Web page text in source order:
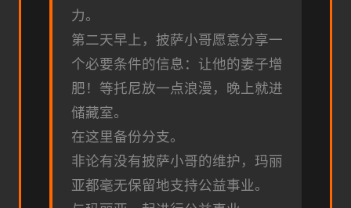
力。
第二天早上，披萨小哥愿意分享一
个必要条件的信息：让他的妻子增
肥！等托尼放一点浪漫，晚上就进
储藏室。
在这里备份分支。
非论有没有披萨小哥的维护，玛丽
亚都毫无保留地支持公益事业。